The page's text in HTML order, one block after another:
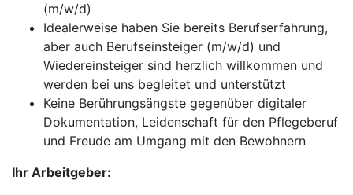
(m/w/d)
Idealerweise haben Sie bereits Berufserfahrung,
aber auch Berufseinsteiger (m/w/d) und
Wiedereinsteiger sind herzlich willkommen und
werden bei uns begleitet und unterstützt
Keine Berührungsängste gegenüber digitaler
Dokumentation, Leidenschaft für den Pflegeberuf
und Freude am Umgang mit den Bewohnern
Ihr Arbeitgeber: